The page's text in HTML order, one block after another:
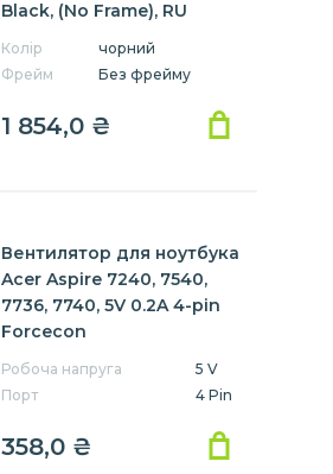
Black, (No Frame), RU
Колір
чорний
Фрейм
Без фрейму
1 854,0 ₴
Вентилятор для ноутбука
Acer Aspire 7240, 7540,
7736, 7740, 5V 0.2A 4-pin
Forcecon
Робоча напруга
5 V
Порт
4 Pin
358,0 ₴